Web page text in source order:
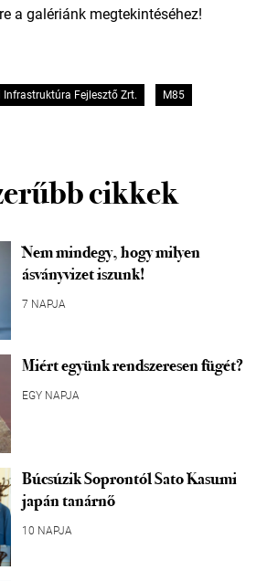
a galériánk megtekintéséhez!
Infrastruktúra Fejlesztő Zrt. M85
cikkek
Nem mindegy, hogy milyen
ásványvizet iszunk!
7 NAPJA
Miért együnk rendszeresen fügét?
EGY NAPJA
Búcsúzik Soprontól Sato Kasumi
japán tanárnő
10 NAPJA